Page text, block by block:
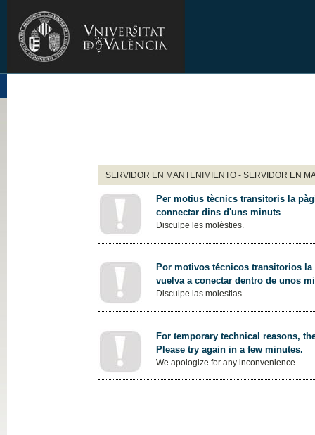
SERVIDOR EN MANTENIMIENTO - SERVIDOR EN
Per motius tècnics transitoris la
connectar dins d'uns minuts
Disculpe les molèsties.
Por motivos técnicos transitorios
vuelva a conectar dentro de unos
Disculpe las molestias.
For temporary technical reasons,
Please try again in a few minutes.
We apologize for any inconvenience.